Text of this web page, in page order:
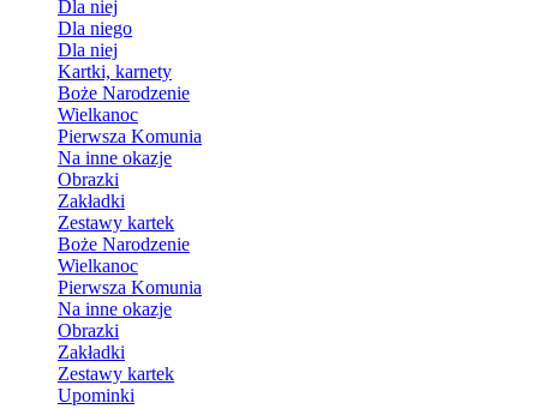
Dla niej
Dla niego
Dla niej
Kartki, karnety
Boże Narodzenie
Wielkanoc
Pierwsza Komunia
Na inne okazje
Obrazki
Zakładki
Zestawy kartek
Boże Narodzenie
Wielkanoc
Pierwsza Komunia
Na inne okazje
Obrazki
Zakładki
Zestawy kartek
Upominki